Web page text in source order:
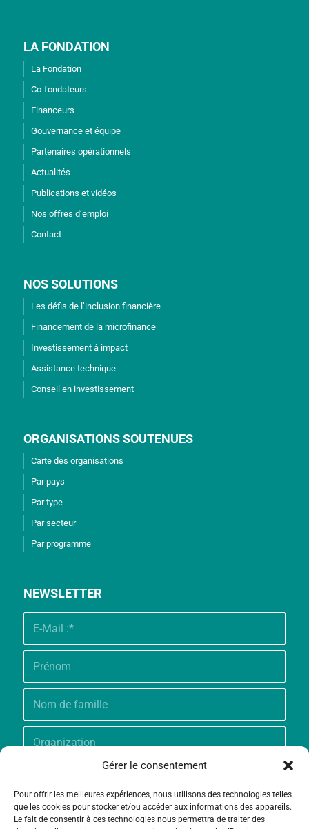
Gérer le consentement
Pour offrir les meilleures expériences, nous utilisons des technologies telles
que les cookies pour stocker et/ou accéder aux informations des appareils.
Le fait de consentir à ces technologies nous permettra de traiter des
LA FONDATION
La Fondation
Co-fondateurs
Financeurs
Gouvernance et équipe
Partenaires opérationnels
Actualités
Publications et vidéos
Nos offres d’emploi
Contact
NOS SOLUTIONS
Les défis de l’inclusion financière
Financement de la microfinance
Investissement à impact
Assistance technique
Conseil en investissement
ORGANISATIONS SOUTENUES
Carte des organisations
Par pays
Par type
Par secteur
Par programme
NEWSLETTER